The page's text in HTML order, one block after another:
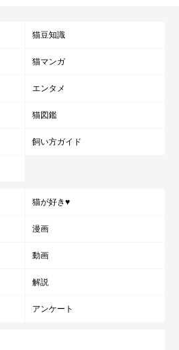
猫豆知識
猫マンガ
エンタメ
猫図鑑
飼い方ガイド
猫が好き♥
漫画
動画
解説
アンケート